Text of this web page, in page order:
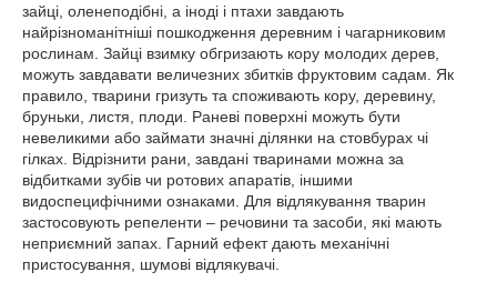
зайці, оленеподібні, а іноді і птахи завдають
найрізноманітніші пошкодження деревним і чагарниковим
рослинам. Зайці взимку обгризають кору молодих дерев,
можуть завдавати величезних збитків фруктовим садам. Як
правило, тварини гризуть та споживають кору, деревину,
бруньки, листя, плоди. Раневі поверхні можуть бути
невеликими або займати значні ділянки на стовбурах чі
гілках. Відрізнити рани, завдані тваринами можна за
відбитками зубів чи ротових апаратів, іншими
видоспецифічними ознаками. Для відлякування тварин
застосовують репеленти – речовини та засоби, які мають
неприємний запах. Гарний ефект дають механічні
пристосування, шумові відлякувачі.